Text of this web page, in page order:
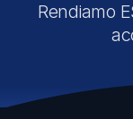
Rendiamo